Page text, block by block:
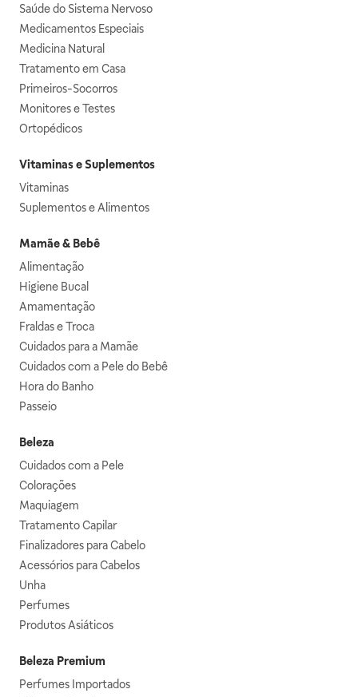
Saúde do Sistema Nervoso
Medicamentos Especiais
Medicina Natural
Tratamento em Casa
Primeiros-Socorros
Monitores e Testes
Ortopédicos
Vitaminas e Suplementos
Vitaminas
Suplementos e Alimentos
Mamãe & Bebê
Alimentação
Higiene Bucal
Amamentação
Fraldas e Troca
Cuidados para a Mamãe
Cuidados com a Pele do Bebê
Hora do Banho
Passeio
Beleza
Cuidados com a Pele
Colorações
Maquiagem
Tratamento Capilar
Finalizadores para Cabelo
Acessórios para Cabelos
Unha
Perfumes
Produtos Asiáticos
Beleza Premium
Perfumes Importados